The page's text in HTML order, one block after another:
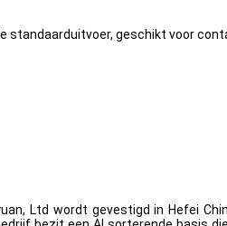
standaarduitvoer, geschikt voor
Ltd wordt gevestigd in Hefei